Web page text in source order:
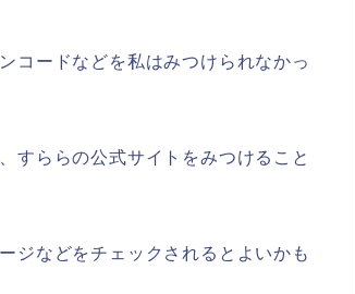
コードなどを私はみつけられなかっ
すららの公式サイトをみつけること
ジなどをチェックされるとよいかも